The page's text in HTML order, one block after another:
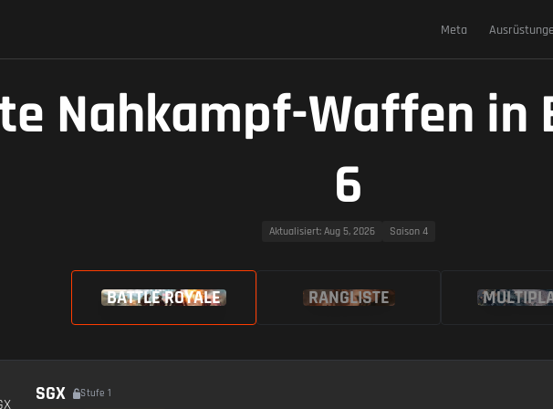
Meta
Nahkampf-Waffen
6
Aktualisiert: Aug 5, 2026 Saison 4
BATTLE ROYALE RANGLISTE
SGX Stufe 1